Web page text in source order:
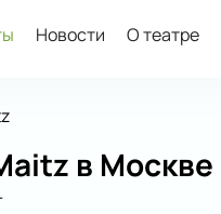
Новости О театре
в Москве